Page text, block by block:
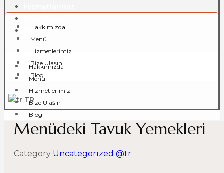
Blog
Hakkımızda
Menü
Hizmetlerimiz
Bize Ulaşın
Blog
Hakkımızda
Menü
Hizmetlerimiz
Bize Ulaşın
Blog
TR
Menüdeki Tavuk Yemekleri
Category Uncategorized @tr